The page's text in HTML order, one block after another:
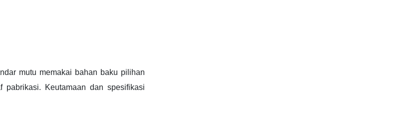
mutu memakai bahan baku pilihan
Keutamaan dan spesifikasi